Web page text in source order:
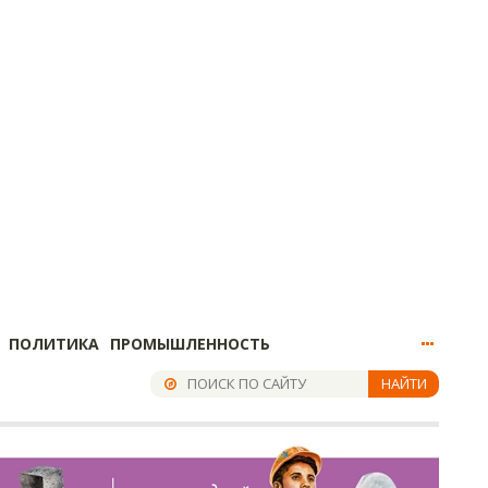
ПОЛИТИКА ПРОМЫШЛЕННОСТЬ
НАЙТИ